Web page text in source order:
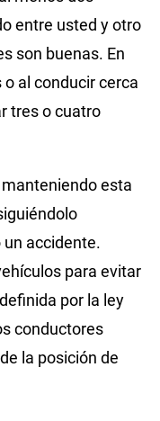
entre usted y otro
son buenas. En
al conducir cerca
tres o cuatro
esta
accidente.
para evitar
por la ley
conductores
la posición de